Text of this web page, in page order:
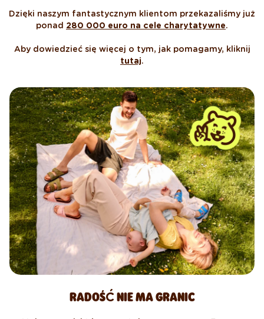
Dzięki naszym fantastycznym klientom przekazaliśmy już
ponad 280 000 euro na cele charytatywne.
Aby dowiedzieć się więcej o tym, jak pomagamy, kliknij
tutaj.
RADOŚĆ NIE MA GRANIC